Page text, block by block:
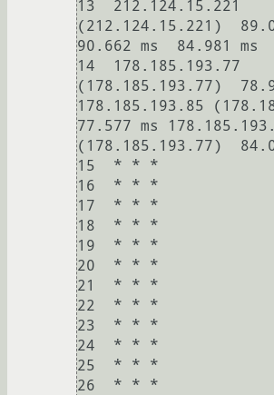
13  212.124.15.221
(212.124.15.221)
90.662 ms  84.981 ms
14  178.185.193.77
(178.185.193.77)
178.185.193.85
77.577 ms
(178.185.193.77)
15  * * *
16  * * *
17  * * *
18  * * *
19  * * *
20  * * *
21  * * *
22  * * *
23  * * *
24  * * *
25  * * *
26  * * *